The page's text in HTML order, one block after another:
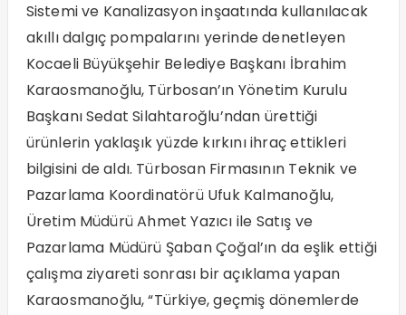
Sistemi ve Kanalizasyon inşaatında kullanılacak
akıllı dalgıç pompalarını yerinde denetleyen
Kocaeli Büyükşehir Belediye Başkanı İbrahim
Karaosmanoğlu, Türbosan’ın Yönetim Kurulu
Başkanı Sedat Silahtaroğlu’ndan ürettiği
ürünlerin yaklaşık yüzde kırkını ihraç ettikleri
bilgisini de aldı. Türbosan Firmasının Teknik ve
Pazarlama Koordinatörü Ufuk Kalmanoğlu,
Üretim Müdürü Ahmet Yazıcı ile Satış ve
Pazarlama Müdürü Şaban Çoğal’ın da eşlik ettiği
çalışma ziyareti sonrası bir açıklama yapan
Karaosmanoğlu, “Türkiye, geçmiş dönemlerde